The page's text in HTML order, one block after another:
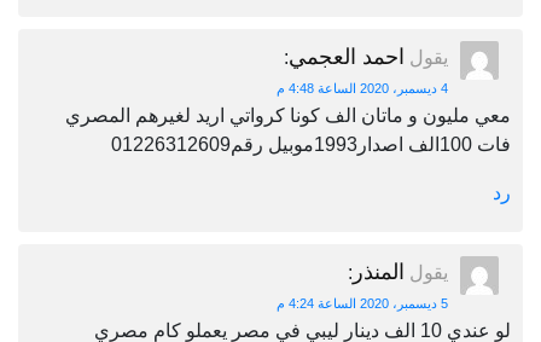
يقول احمد العجمي:
4 ديسمبر، 2020 الساعة 4:48 م
معي مليون و ماتان الف كونا كرواتي اريد لغيرهم المصري
فات 100الف اصدار1993موبيل رقم01226312609
رد
يقول المنذر :
5 ديسمبر، 2020 الساعة 4:24 م
لو عندي 10 الف دينار ليبي في مصر يعملو كام مصري